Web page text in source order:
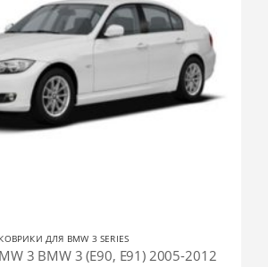
КОВРИКИ ДЛЯ BMW 3 SERIES
3 BMW 3 (Е90, Е91) 2005-2012